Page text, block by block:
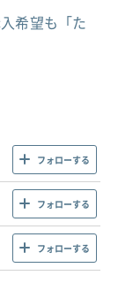
希望も「た
フォローする
フォローする
フォローする